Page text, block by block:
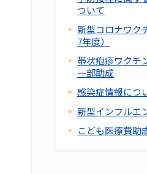
ついて
新型コロナワク
7年度）
帯状疱疹ワクチ
一部助成
感染症情報につ
新型インフルエ
こども医療費助